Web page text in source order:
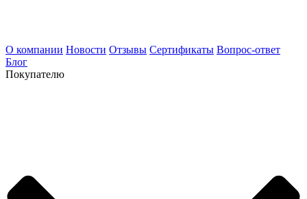
О компании Новости Отзывы Сертификаты Вопрос-ответ
Блог
Покупателю